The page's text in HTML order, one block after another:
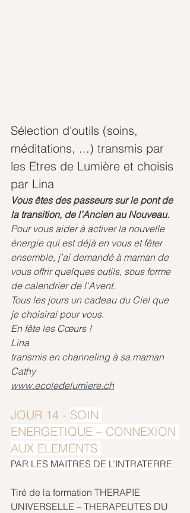
Sélection d'outils (soins,
méditations, ...) transmis par
les Etres de Lumière et choisis
par Lina
Vous êtes des passeurs sur le pont de
la transition, de l’Ancien au Nouveau.
Pour vous aider à activer la nouvelle
énergie qui est déjà en vous et fêter
ensemble, j’ai demandé à maman de
vous offrir quelques outils, sous forme
de calendrier de l’Avent.
Tous les jours un cadeau du Ciel que
je choisirai pour vous.
En fête les Cœurs !
Lina
transmis en channeling à sa maman
Cathy
www.ecoledelumiere.ch
JOUR 14 - SOIN
ENERGETIQUE – CONNEXION
AUX ELEMENTS
PAR LES MAITRES DE L’INTRATERRE
Tiré de la formation THERAPIE
UNIVERSELLE – THERAPEUTES DU